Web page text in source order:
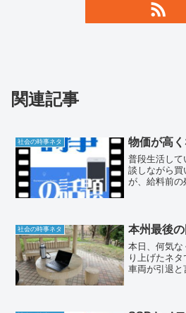
関連記事
社会の時事ネタ 物価が高
普段生活して
談しながら買
が、給料前の
社会の時事ネタ 本州最後
本日、何気な
り上げたネ
車両が引退と